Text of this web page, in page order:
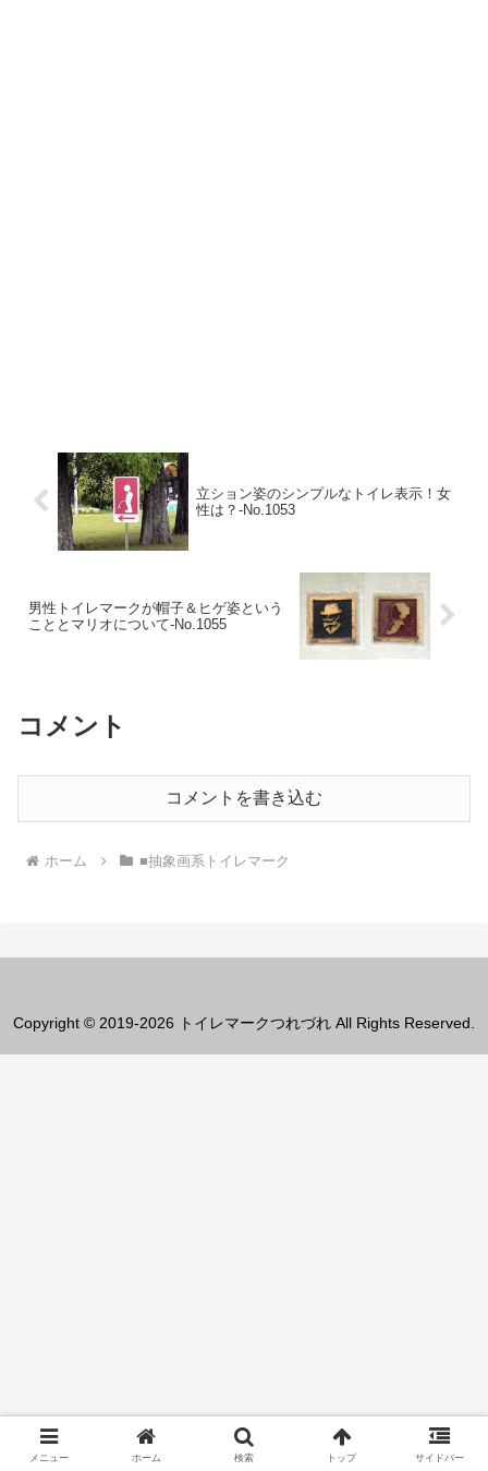
立ション姿のシンプルなトイレ表示！女
性は？‐No.1053
男性トイレマークが帽子＆ヒゲ姿という
こととマリオについて‐No.1055
コメント
コメントを書き込む
ホーム ■抽象画系トイレマーク
Copyright © 2019-2026 トイレマークつれづれ All Rights Reserved.
メニュー ホーム 検索 トップ サイドバー